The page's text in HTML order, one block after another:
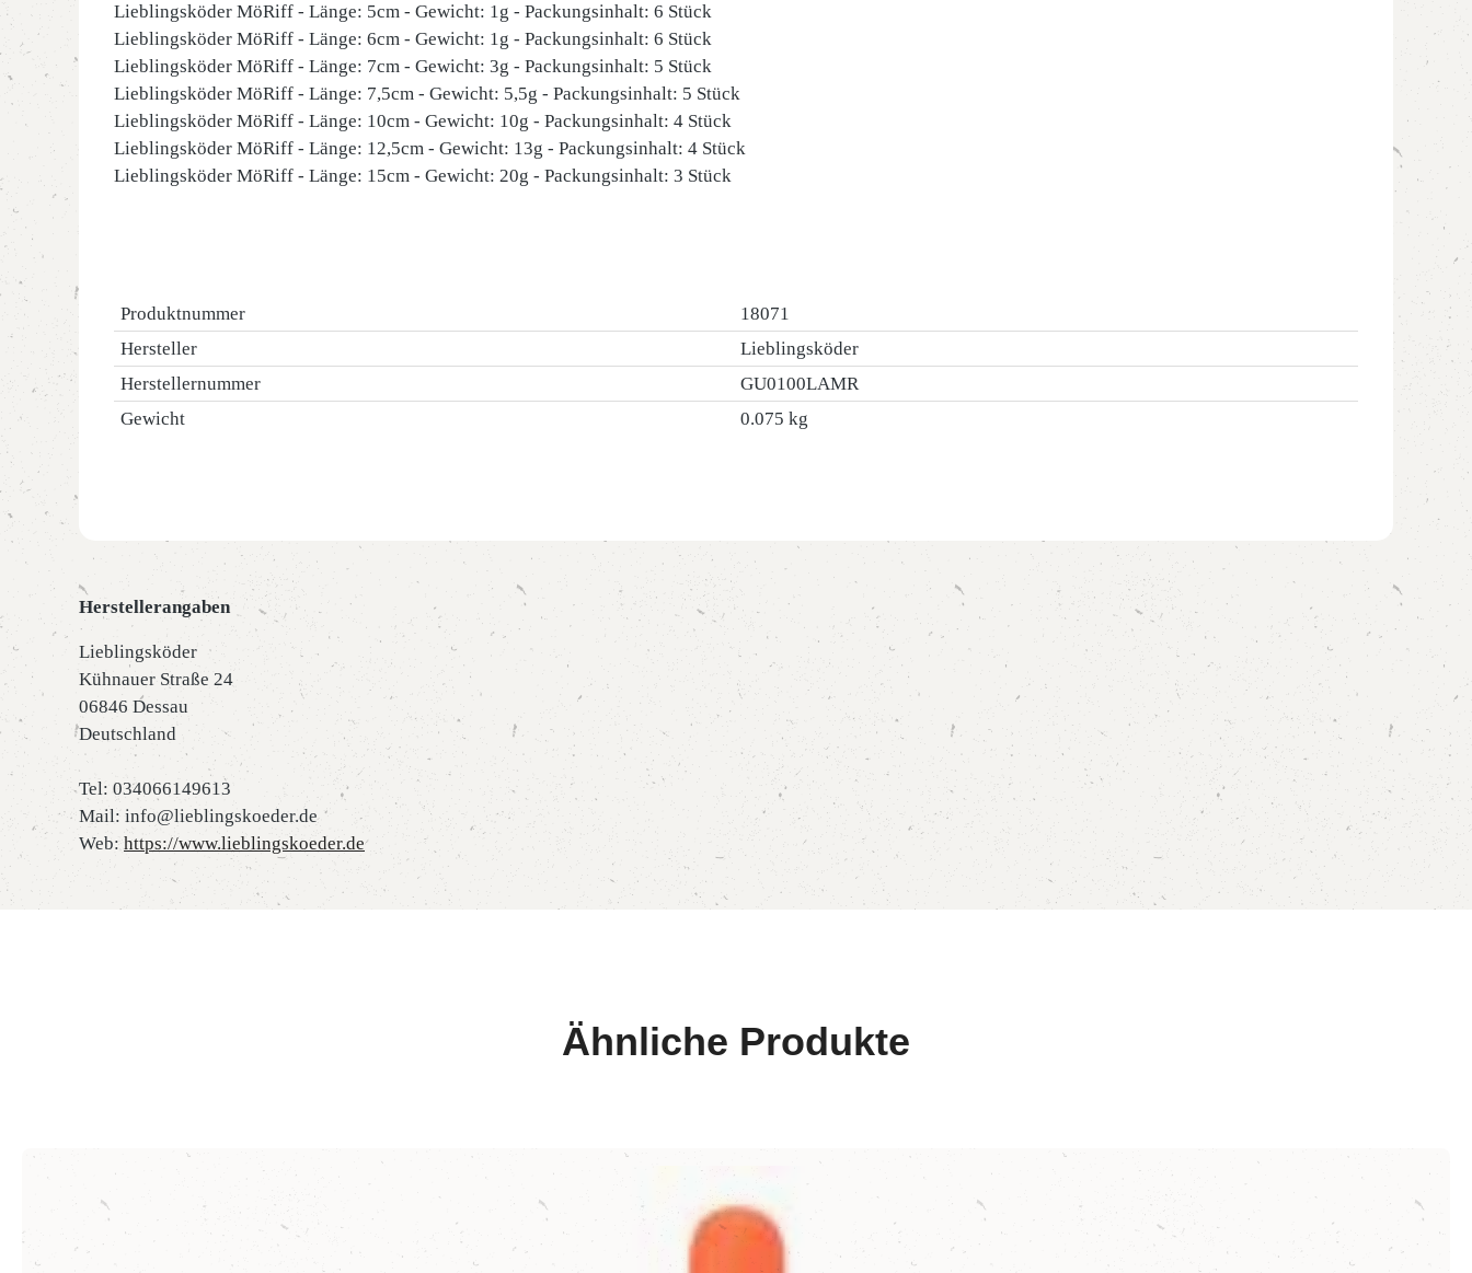
Lieblingsköder MöRiff - Länge: 5cm - Gewicht: 1g - Packungsinhalt: 6 Stück
Lieblingsköder MöRiff - Länge: 6cm - Gewicht: 1g - Packungsinhalt: 6 Stück
Lieblingsköder MöRiff - Länge: 7cm - Gewicht: 3g - Packungsinhalt: 5 Stück
Lieblingsköder MöRiff - Länge: 7,5cm - Gewicht: 5,5g - Packungsinhalt: 5 Stück
Lieblingsköder MöRiff - Länge: 10cm - Gewicht: 10g - Packungsinhalt: 4 Stück
Lieblingsköder MöRiff - Länge: 12,5cm - Gewicht: 13g - Packungsinhalt: 4 Stück
Lieblingsköder MöRiff - Länge: 15cm - Gewicht: 20g - Packungsinhalt: 3 Stück
Produktnummer
18071
Hersteller
Lieblingsköder
Herstellernummer
GU0100LAMR
Gewicht
0.075 kg
Herstellerangaben
Lieblingsköder
Kühnauer Straße 24
06846 Dessau
Deutschland
Tel: 034066149613
Mail: info@lieblingskoeder.de
Web: https://www.lieblingskoeder.de
Ähnliche Produkte
Produktgalerie überspringen